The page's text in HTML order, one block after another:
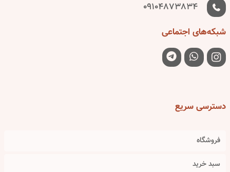
09104873834
شبکه‌های اجتماعی
دسترسیسریع
فروشگاه
سبد خرید